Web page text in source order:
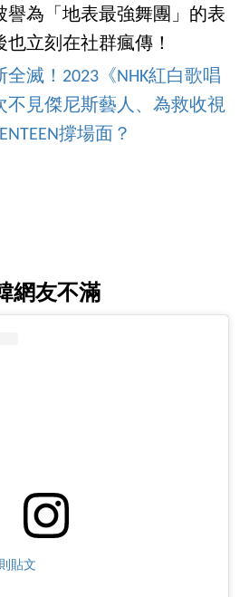
譽為「地表最強舞團」的表
立刻在社群瘋傳！
滅！2023《NHK紅白歌唱
不見傑尼斯藝人、為救收視
撐場面？
網友不滿
貼文